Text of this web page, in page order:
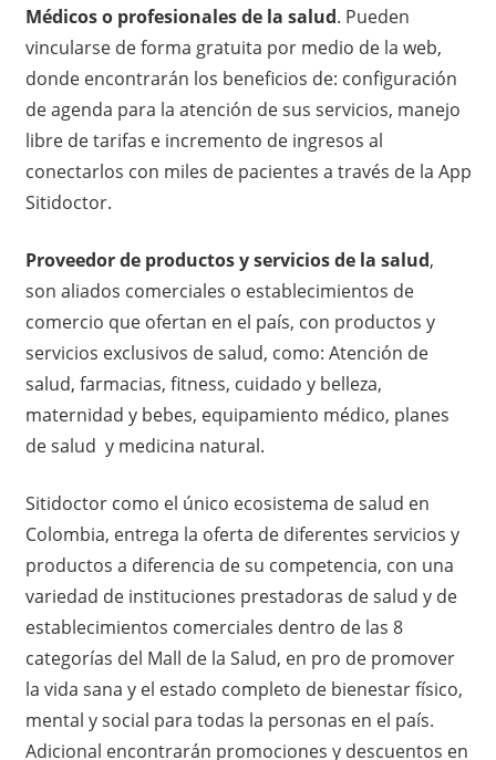
Médicos o profesionales de la salud. Pueden
vincularse de forma gratuita por medio de la web,
donde encontrarán los beneficios de: configuración
de agenda para la atención de sus servicios, manejo
libre de tarifas e incremento de ingresos al
conectarlos con miles de pacientes a través de la App
Sitidoctor.
Proveedor de productos y servicios de la salud,
son aliados comerciales o establecimientos de
comercio que ofertan en el país, con productos y
servicios exclusivos de salud, como: Atención de
salud, farmacias, fitness, cuidado y belleza,
maternidad y bebes, equipamiento médico, planes
de salud y medicina natural.
Sitidoctor como el único ecosistema de salud en
Colombia, entrega la oferta de diferentes servicios y
productos a diferencia de su competencia, con una
variedad de instituciones prestadoras de salud y de
establecimientos comerciales dentro de las 8
categorías del Mall de la Salud, en pro de promover
la vida sana y el estado completo de bienestar físico,
mental y social para todas la personas en el país.
Adicional encontrarán promociones y descuentos en